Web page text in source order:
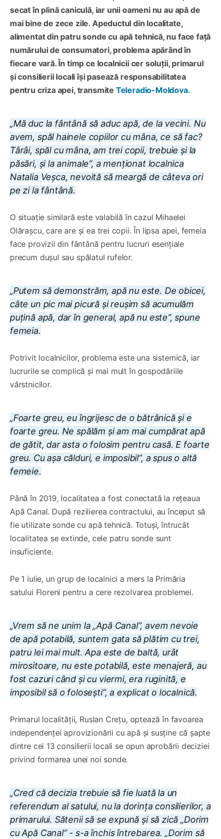
secat în plină caniculă, iar unii oameni nu au apă de
mai bine de zece zile. Apeductul din localitate,
alimentat din patru sonde cu apă tehnică, nu face față
numărului de consumatori, problema apărând în
fiecare vară. În timp ce localnicii cer soluții, primarul
și consilierii locali își pasează responsabilitatea
pentru criza apei, transmite Teleradio-Moldova.
„Mă duc la fântână să aduc apă, de la vecini. Nu
avem, spăl hainele copiilor cu mâna, ce să fac?
Târâi, spăl cu mâna, am trei copii, trebuie și la
păsări, și la animale”, a menționat localnica
Natalia Veșca, nevoită să meargă de câteva ori
pe zi la fântână.
O situație similară este valabilă în cazul Mihaelei
Olărașcu, care are și ea trei copii. În lipsa apei, femeia
face provizii din fântână pentru lucruri esențiale
precum dușul sau spălatul rufelor.
„Putem să demonstrăm, apă nu este. De obicei,
câte un pic mai picură și reușim să acumulăm
puțină apă, dar în general, apă nu este”, spune
femeia.
Potrivit localnicilor, problema este una sistemică, iar
lucrurile se complică și mai mult în gospodăriile
vârstnicilor.
„Foarte greu, eu îngrijesc de o bătrânică și e
foarte greu. Ne spălăm și am mai cumpărat apă
de gătit, dar asta o folosim pentru casă. E foarte
greu. Cu așa călduri, e imposibil”, a spus o altă
femeie.
Până în 2019, localitatea a fost conectată la rețeaua
Apă Canal. După rezilierea contractului, au început să
fie utilizate sonde cu apă tehnică. Totuși, întrucât
localitatea se extinde, cele patru sonde sunt
insuficiente.
Pe 1 iulie, un grup de localnici a mers la Primăria
satului Floreni pentru a cere rezolvarea problemei.
„Vrem să ne unim la „Apă Canal”, avem nevoie
de apă potabilă, suntem gata să plătim cu trei,
patru lei mai mult. Apa este de baltă, urât
mirositoare, nu este potabilă, este menajeră, au
fost cazuri când și cu viermi, era ruginită, e
imposibil să o folosești”, a explicat o localnică.
Primarul localității, Ruslan Crețu, optează în favoarea
independenței aprovizionării cu apă și susține că șapte
dintre cei 13 consilierii locali se opun aprobării deciziei
privind formarea unei noi sonde.
„Cred că decizia trebuie să fie luată la un
referendum al satului, nu la dorința consilierilor, a
primarului. Sătenii să se expună și să zică „Dorim
cu Apă Canal” - s-a închis întrebarea. „Dorim să